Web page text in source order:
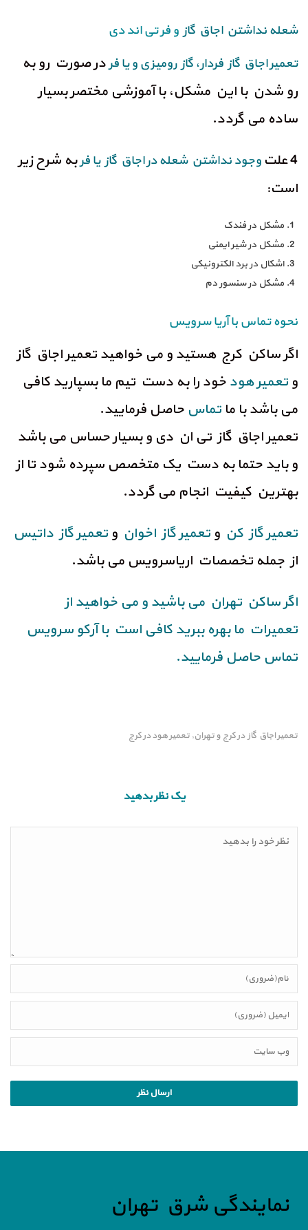
شعله نداشتن اجاق گاز و فر تی اند دی
تعمیر اجاق گاز فردار، گاز رومیزی و یا فردر صورت رو به
رو شدن با این مشکل، با آموزشی مختصر بسیار
ساده می گردد.
4 علت
وجود نداشتن شعله در اجاق گاز یا فربه شرح زیر
است:
مشکل در فندک
مشکل در شیر ایمنی
اشکال در برد الکترونیکی
مشکل در سنسور دم
نحوه تماس با آریا سرویس
اگر ساکن کرج هستید و می خواهید تعمیر اجاق گاز
و تعمیر هود خود را به دست تیم ما بسپارید کافی
می باشد با ما تماس حاصل فرمایید.
تعمیر اجاق گاز تی ان دی و بسیار حساس می باشد
و باید حتما به دست یک متخصص سپرده شود تا از
بهترین کیفیت انجام می گردد.
تعمیر گاز کن و تعمیر گاز اخوان و تعمیر گاز داتیس
از جمله تخصصات اریاسرویس می باشد.
اگر ساکن تهران می باشید و می خواهید از
تعمیرات ما بهره ببرید کافی است با آرکو سرویس
تماس حاصل فرمایید.
تعمیر اجاق گاز در کرج و تهران, تعمیر هود در کرج
یک نظر بدهید
نمایندگی شرق تهران